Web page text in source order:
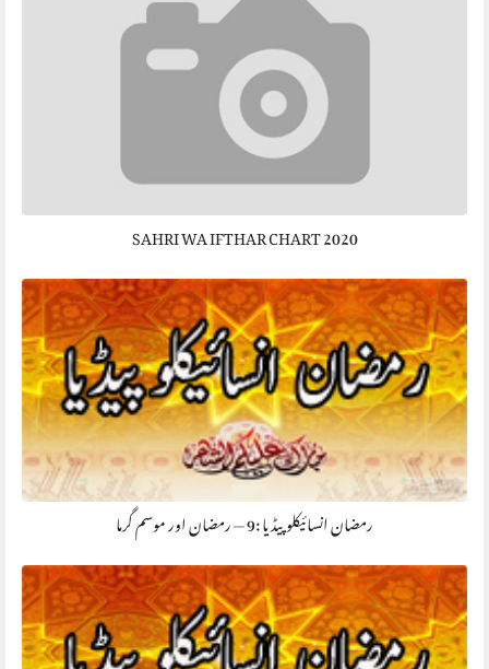
SAHRI WA IFTHAR CHART 2020
رمضان انسائیکلوپیڈیا :9 — رمضان اور موسم گرما